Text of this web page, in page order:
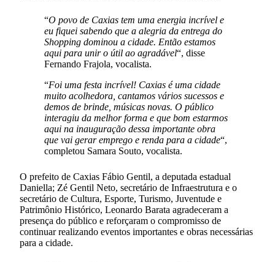
“O povo de Caxias tem uma energia incrível e
eu fiquei sabendo que a alegria da entrega do
Shopping dominou a cidade. Então estamos
aqui para unir o útil ao agradável“, disse
Fernando Frajola, vocalista.
“Foi uma festa incrível! Caxias é uma cidade
muito acolhedora, cantamos vários sucessos e
demos de brinde, músicas novas. O público
interagiu da melhor forma e que bom estarmos
aqui na inauguração dessa importante obra
que vai gerar emprego e renda para a cidade“,
completou Samara Souto, vocalista.
O prefeito de Caxias Fábio Gentil, a deputada estadual
Daniella; Zé Gentil Neto, secretário de Infraestrutura e o
secretário de Cultura, Esporte, Turismo, Juventude e
Patrimônio Histórico, Leonardo Barata agradeceram a
presença do público e reforçaram o compromisso de
continuar realizando eventos importantes e obras necessárias
para a cidade.